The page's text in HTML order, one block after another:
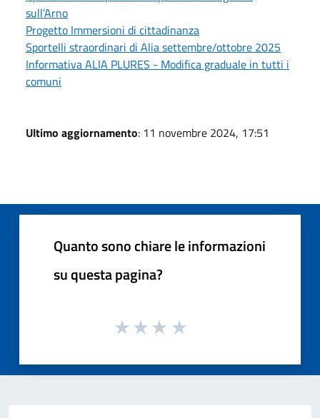
sull’Arno
Progetto Immersioni di cittadinanza
Sportelli straordinari di Alia settembre/ottobre 2025
Informativa ALIA PLURES - Modifica graduale in tutti i
comuni
Ultimo aggiornamento: 11 novembre 2024, 17:51
Quanto sono chiare le informazioni
su questa pagina?